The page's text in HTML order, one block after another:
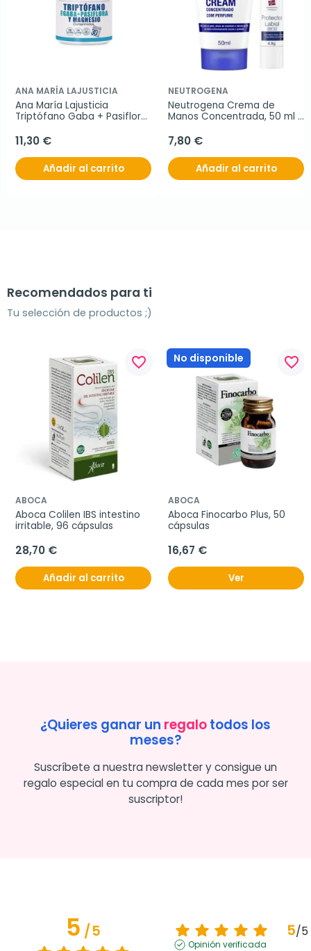
ANA MARÍA LAJUSTICIA
Ana María Lajusticia
Triptófano Gaba + Pasiflora
11,30 €
Añadir al carrito
NEUTROGENA
Neutrogena Crema de
Manos Concentrada, 50 ml
7,80 €
Añadir al carrito
Recomendados para ti
Tu selección de productos ;)
favorite_border
ABOCA
Aboca Colilen IBS intestino
irritable, 96 cápsulas
28,70 €
Añadir al carrito
No disponible favorite_border
ABOCA
Aboca Finocarbo Plus, 50
cápsulas
16,67 €
Ver
¿Quieres ganar un regalotodos los
meses?
Suscríbete a nuestra newsletter y consigue un
regalo especial en tu compra de cada mes por ser
suscriptor!
5/5 5/5
Opinión verificada